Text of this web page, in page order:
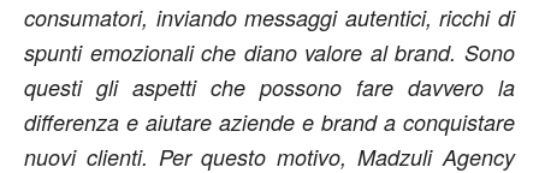
consumatori, inviando messaggi autentici, ricchi di
spunti emozionali che diano valore al brand. Sono
questi gli aspetti che possono fare davvero la
differenza e aiutare aziende e brand a conquistare
nuovi clienti. Per questo motivo, Madzuli Agency